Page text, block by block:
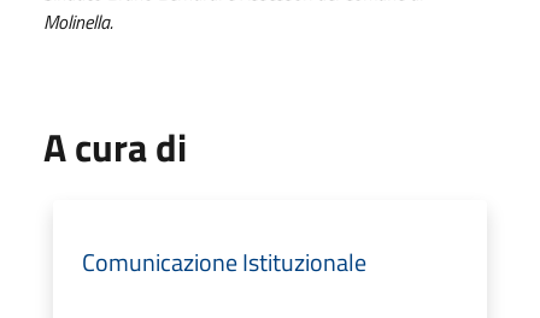
Molinella.
A cura di
Comunicazione Istituzionale